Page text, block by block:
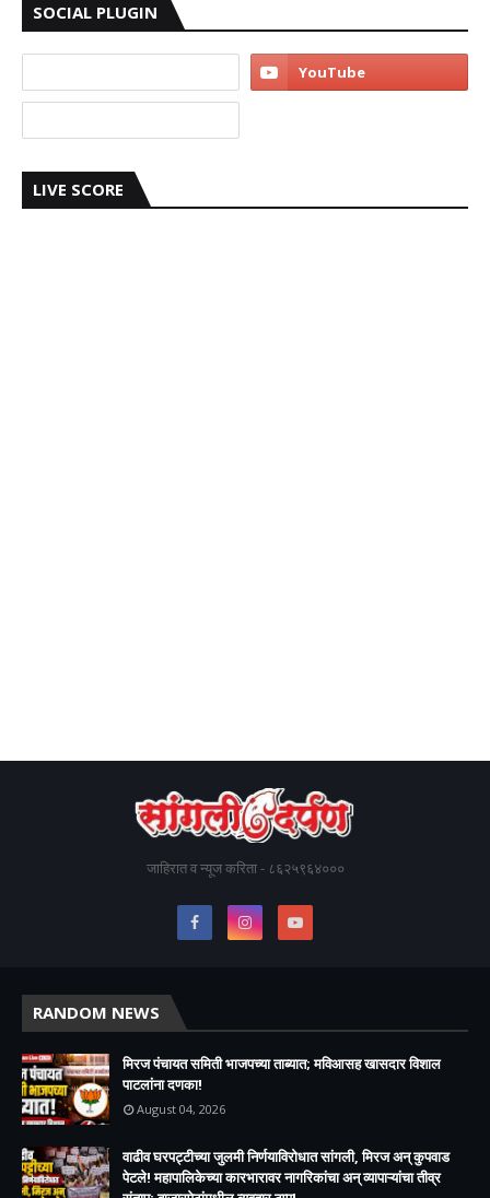
SOCIAL PLUGIN
LIVE SCORE
जाहिरात व न्यूज करिता - ८६२५९६४०००
RANDOM NEWS
मिरज पंचायत समिती भाजपच्या ताब्यात; मविआसह खासदार विशाल
पाटलांना दणका!
August 04, 2026
वाढीव घरपट्टीच्या जुलमी निर्णयाविरोधात सांगली, मिरज अन् कुपवाड
पेटले! महापालिकेच्या कारभारावर नागरिकांचा अन् व्यापाऱ्यांचा तीव्र